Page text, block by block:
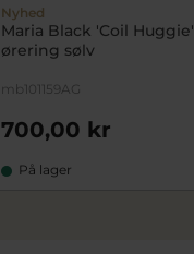
Nyhed
Maria Black 'Coil Huggie'
ørering sølv
mb101159AG
700,00 kr
På lager